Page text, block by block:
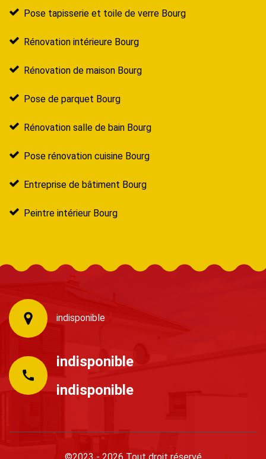
Pose tapisserie et toile de verre Bourg
Rénovation intérieure Bourg
Rénovation de maison Bourg
Pose de parquet Bourg
Rénovation salle de bain Bourg
Pose rénovation cuisine Bourg
Entreprise de bâtiment Bourg
Peintre intérieur Bourg
indisponible
indisponible
indisponible
©2023 - 2026 Tout droit réservé